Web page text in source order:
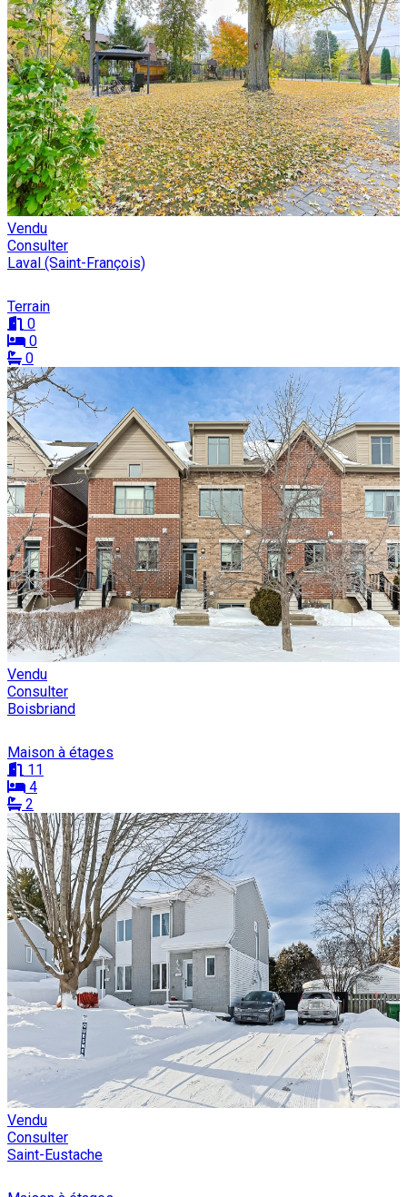
Vendu
Consulter
Laval (Saint-François)
Terrain
0
0
0
Vendu
Consulter
Boisbriand
Maison à étages
11
4
2
Vendu
Consulter
Saint-Eustache